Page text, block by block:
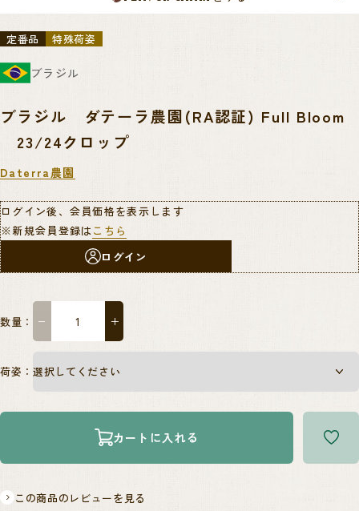
定番品 特殊荷姿
ブラジル
ブラジル ダテーラ農園(RA認証) Full Bloom
23/24クロップ
Daterra農園
ログイン後、会員価格を表示します
※新規会員登録は こちら
ログイン
数量： − ＋
荷姿：
カートに入れる
この商品のレビューを見る